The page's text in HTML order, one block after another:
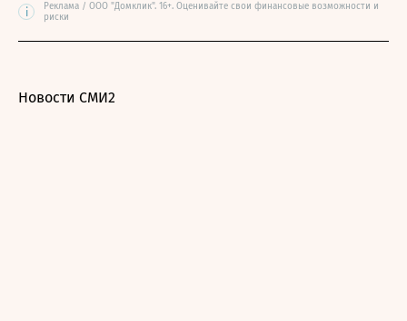
i
Реклама / ООО "Домклик". 16+. Оценивайте свои финансовые возможности и
риски
Новости СМИ2